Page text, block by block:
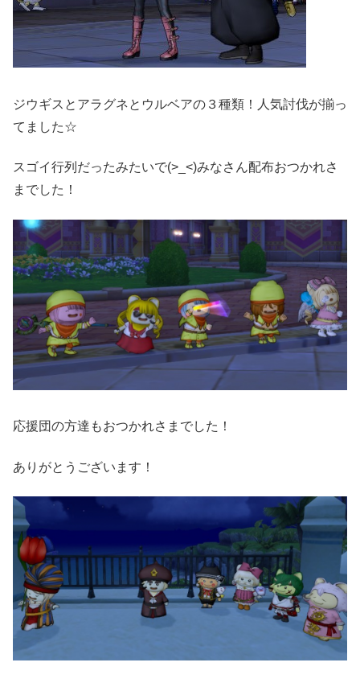
ジウギスとアラグネとウルベアの３種類！人気討伐が揃っ
てました☆
スゴイ行列だったみたいで(>_<)みなさん配布おつかれさ
までした！
応援団の方達もおつかれさまでした！
ありがとうございます！